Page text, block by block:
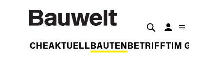
WOCHEAKTUELL BAUTEN BETRIFFT IM